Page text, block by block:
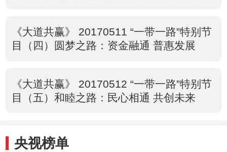
《大道共赢》 20170511 “一带一路”特别节
目（四）圆梦之路：资金融通 普惠发展
《大道共赢》 20170512 “一带一路”特别节
目（五）和睦之路：民心相通 共创未来
央视榜单